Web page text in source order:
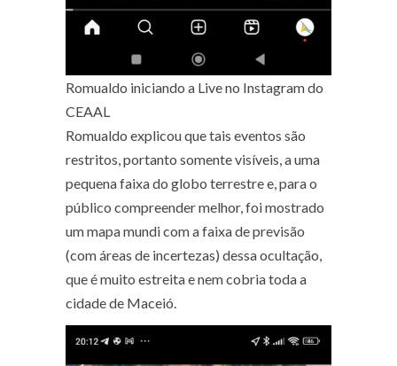
Romualdo iniciando a Live no Instagram do
CEAAL
Romualdo explicou que tais eventos são
restritos, portanto somente visíveis, a uma
pequena faixa do globo terrestre e, para o
público compreender melhor, foi mostrado
um mapa mundi com a faixa de previsão
(com áreas de incertezas) dessa ocultação,
que é muito estreita e nem cobria toda a
cidade de Maceió.